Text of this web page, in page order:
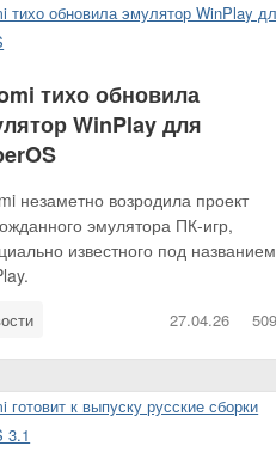
тихо обновила
WinPlay для
незаметно возродила проект
эмулятора ПК-игр,
известного под названием
27.04.26